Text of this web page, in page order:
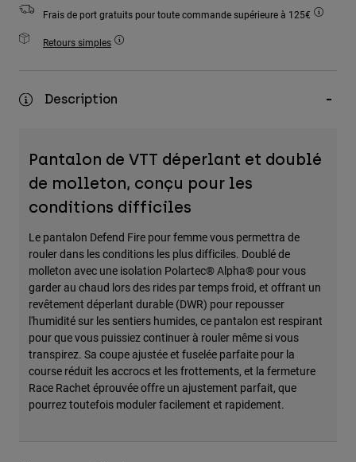
Accessoires
Tous les accessoires
Chapeaux et Casquettes
Frais de port gratuits pour toute commande supérieure à 125€
Retours simples
Description
Pantalon de VTT déperlant et doublé
de molleton, conçu pour les
conditions difficiles
Le pantalon Defend Fire pour femme vous permettra de
rouler dans les conditions les plus difficiles. Doublé de
molleton avec une isolation Polartec® Alpha® pour vous
garder au chaud lors des rides par temps froid, et offrant un
revêtement déperlant durable (DWR) pour repousser
l'humidité sur les sentiers humides, ce pantalon est respirant
pour que vous puissiez continuer à rouler même si vous
transpirez. Sa coupe ajustée et fuselée parfaite pour la
course réduit les accrocs et les frottements, et la fermeture
Race Rachet éprouvée offre un ajustement parfait, que
pourrez toutefois moduler facilement et rapidement.